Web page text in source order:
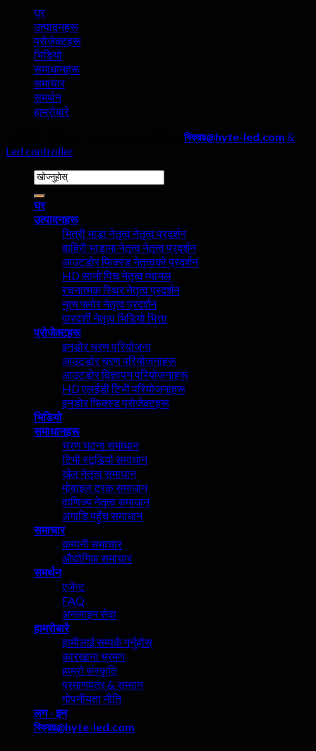
घर
उत्पादनहरू
प्रोजेक्टहरू
भिडियो
समाधानहरू
समाचार
समर्थन
हाम्रोबारे
বিক্রয়@hyte-led.com &
Led controller
खोजी
गर्नुहोस्:
घर
उत्पादनहरू
भित्री भाडा नेतृत्व नेतृत्व प्रदर्शन
बाहिरी भाडामा नेतृत्व नेतृत्व प्रदर्शन
आउटडोर फिक्स्ड नेतृत्वको प्रदर्शन
HD सानो पिच नेतृत्व प्यानल
रचनात्मक स्थिर नेतृत्व प्रदर्शन
नृत्य फ्लोर नेतृत्व प्रदर्शन
पारदर्शी नेतृत्व भिडियो भित्ता
प्रोजेक्टहरू
इनडोर चरण परियोजना
आउटडोर चरण परियोजनाहरू
आउटडोर विज्ञापन परियोजनाहरू
HD एलईडी टिभी परियोजनाहरू
इनडोर फिक्स्ड प्रोजेक्टहरू
भिडियो
समाधानहरू
चरण घटना समाधान
टिभी स्टूडियो समाधान
खेल नेतृत्व समाधान
मोबाइल ट्रक समाधान
वाणिज्य नेतृत्व समाधान
अगाडि पहुँच समाधान
समाचार
कम्पनी समाचार
औद्योगिक समाचार
समर्थन
एजेन्ट
FAQ
अनलाइन सेवा
हाम्रोबारे
हामीलाई सम्पर्क गर्नुहोस्
कारखाना भ्रमण
हाम्रो संस्कृति
प्रमाणपत्र & सम्मान
गोपनीयता नीति
लग - इन
বিক্রয়@hyte-led.com